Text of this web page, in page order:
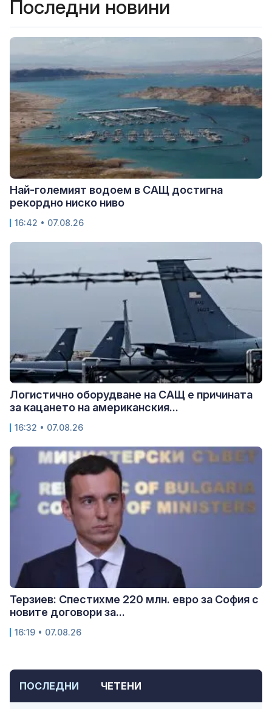
ПОСЛЕДНИ ЧЕТЕНИ
Последни новини
Най-големият водоем в САЩ достигна
рекордно ниско ниво
16:42 • 07.08.26
Логистично оборудване на САЩ е причината
за кацането на американския...
16:32 • 07.08.26
Терзиев: Спестихме 220 млн. евро за София с
новите договори за...
16:19 • 07.08.26